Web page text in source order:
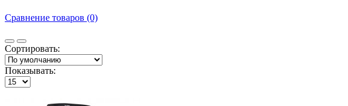
Сравнение товаров (0)
Сортировать:
Показывать: